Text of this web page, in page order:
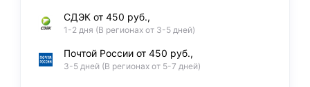
СДЭК от 450 руб.,
1-2 дня (В регионах от 3-5 дней)
Почтой России от 450 руб.,
3-5 дней (В регионах от 5-7 дней)